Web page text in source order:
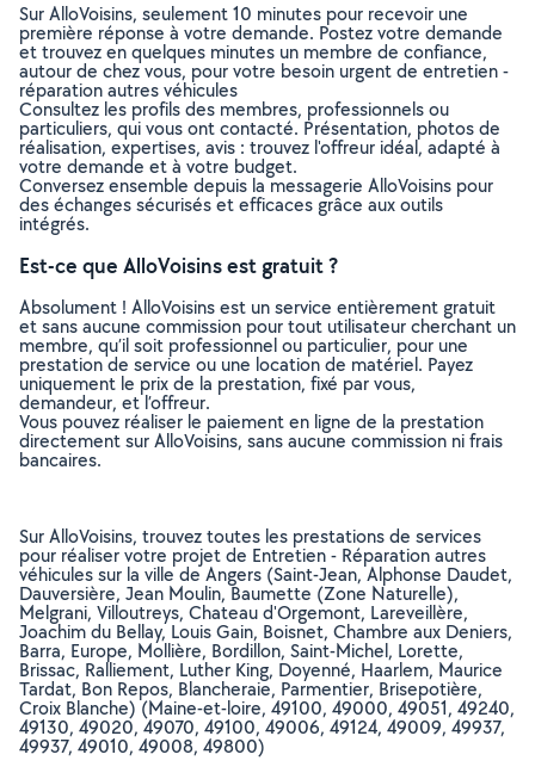
Sur AlloVoisins, seulement 10 minutes pour recevoir une
première réponse à votre demande. Postez votre demande
et trouvez en quelques minutes un membre de confiance,
autour de chez vous, pour votre besoin urgent de entretien -
réparation autres véhicules
Consultez les profils des membres, professionnels ou
particuliers, qui vous ont contacté. Présentation, photos de
réalisation, expertises, avis : trouvez l'offreur idéal, adapté à
votre demande et à votre budget.
Conversez ensemble depuis la messagerie AlloVoisins pour
des échanges sécurisés et efficaces grâce aux outils
intégrés.
Est-ce que AlloVoisins est gratuit ?
Absolument ! AlloVoisins est un service entièrement gratuit
et sans aucune commission pour tout utilisateur cherchant un
membre, qu’il soit professionnel ou particulier, pour une
prestation de service ou une location de matériel. Payez
uniquement le prix de la prestation, fixé par vous,
demandeur, et l’offreur.
Vous pouvez réaliser le paiement en ligne de la prestation
directement sur AlloVoisins, sans aucune commission ni frais
bancaires.
Sur AlloVoisins, trouvez toutes les prestations de services
pour réaliser votre projet de Entretien - Réparation autres
véhicules sur la ville de Angers (Saint-Jean, Alphonse Daudet,
Dauversière, Jean Moulin, Baumette (Zone Naturelle),
Melgrani, Villoutreys, Chateau d'Orgemont, Lareveillère,
Joachim du Bellay, Louis Gain, Boisnet, Chambre aux Deniers,
Barra, Europe, Mollière, Bordillon, Saint-Michel, Lorette,
Brissac, Ralliement, Luther King, Doyenné, Haarlem, Maurice
Tardat, Bon Repos, Blancheraie, Parmentier, Brisepotière,
Croix Blanche) (Maine-et-loire, 49100, 49000, 49051, 49240,
49130, 49020, 49070, 49100, 49006, 49124, 49009, 49937,
49937, 49010, 49008, 49800)